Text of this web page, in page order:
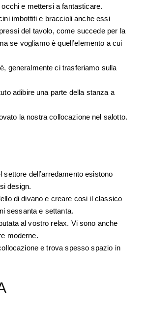
e mettersi a fantasticare.
imbottiti e braccioli anche essi
del tavolo, come succede per la
se vogliamo è quell’elemento a cui
generalmente ci trasferiamo sulla
adibire una parte della stanza a
la nostra collocazione nel salotto.
dell’arredamento esistono
design.
di divano e creare cosi il classico
sessanta e settanta.
al vostro relax. Vi sono anche
moderne.
e trova spesso spazio in